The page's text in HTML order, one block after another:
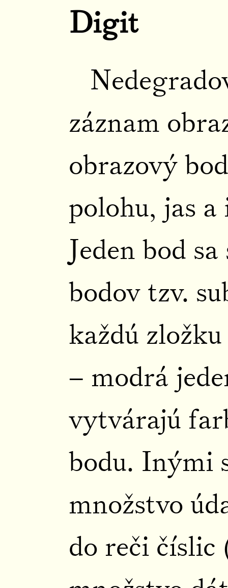
Digit
záznam
obrazový
polohu, jas
Jeden bod
bodov tzv.
každú
– modrá
vytvárajú
bodu. Inými
množstvo
do reči